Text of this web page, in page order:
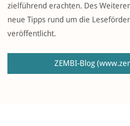
zielführend erachten. Des
neue Tipps rund um die
veröffentlicht.
ZEMBI-Blog